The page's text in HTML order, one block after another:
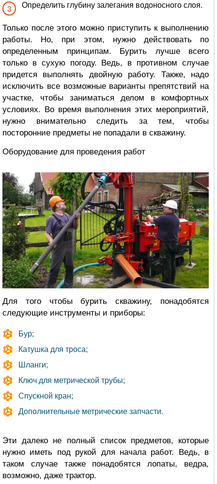
Определить глубину залегания водоносного слоя.
Только после этого можно приступить к выполнению
работы. Но, при этом, нужно действовать по
определенным принципам. Бурить лучше всего
только в сухую погоду. Ведь, в противном случае
придется выполнять двойную работу. Также, надо
исключить все возможные варианты препятствий на
участке, чтобы заниматься делом в комфортных
условиях. Во время выполнения этих мероприятий,
нужно внимательно следить за тем, чтобы
посторонние предметы не попадали в скважину.
Оборудование для проведения работ
Для того чтобы бурить скважину, понадобятся
следующие инструменты и приборы:
Бур;
Катушка для троса;
Шланги;
Ключ для метрической трубы;
Спускной кран;
Дополнительные метрические запчасти.
Эти далеко не полный список предметов, которые
нужно иметь под рукой для начала работ. Ведь, в
таком случае также понадобятся лопаты, ведра,
возможно, даже трактор.